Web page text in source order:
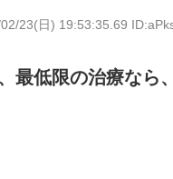
23(日) 19:53:35.69
最低限の治療なら